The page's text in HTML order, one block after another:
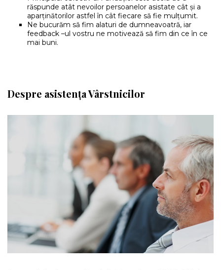
răspunde atât nevoilor persoanelor asistate cât și a
aparținătorilor astfel în cât fiecare să fie mulțumit.
Ne bucurăm să fim alaturi de dumneavoatră, iar
feedback –ul vostru ne motivează să fim din ce în ce
mai buni.
Despre asistența Vârstnicilor